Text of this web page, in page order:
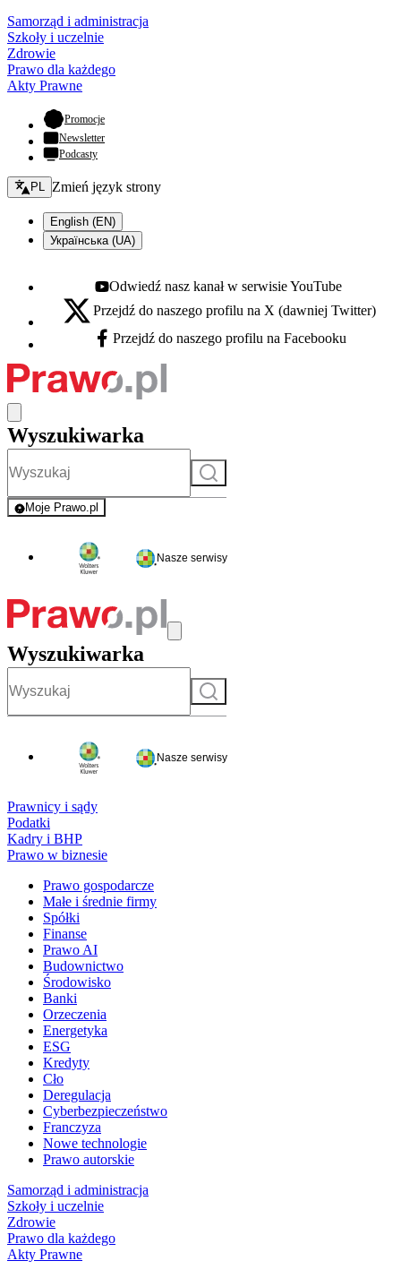
Samorząd i administracja
Szkoły i uczelnie
Zdrowie
Prawo dla każdego
Akty Prawne
Promocje- otwiera się w nowej karcie
Newsletter
Podcasty
Zmień język - bieżący:
PL Zmień język strony
English (EN)
Українська (UA)
Youtube - otwiera się w nowej karcie
Odwiedź nasz kanał w serwisie YouTube
X - otwiera się w nowej karcie
Przejdź do naszego profilu na X (dawniej Twitter)
Facebook - otwiera się w nowej karcie
Przejdź do naszego profilu na Facebooku
Wyszukiwarka
Szukaj
Moje Prawo.pl
- rejestracja i logowanie do serwisu
Nasze serwisy
Wyszukiwarka
Szukaj
Nasze serwisy
Prawnicy i sądy
Podatki
Kadry i BHP
Prawo w biznesie
Prawo gospodarcze
Małe i średnie firmy
Spółki
Finanse
Prawo AI
Budownictwo
Środowisko
Banki
Orzeczenia
Energetyka
ESG
Kredyty
Cło
Deregulacja
Cyberbezpieczeństwo
Franczyza
Nowe technologie
Prawo autorskie
Samorząd i administracja
Szkoły i uczelnie
Zdrowie
Prawo dla każdego
Akty Prawne